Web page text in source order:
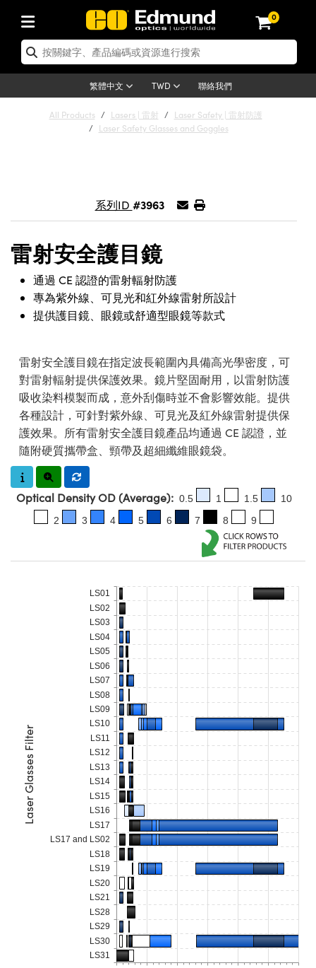
0
繁體中文 TWD 聯絡我們
| 光學產品
| 反射鏡
Optics | 偏振光學元件
| 繞射光柵
Components | SCHOTT 光
| 紅外線光學產品
| 光纖
| 雷射光學
| 超快光學
Optics | 雷射光學
| 雷射透鏡
Assemblies | 雷射光學元件組
Shaping | 雷射光束整形
| 雷射顯微鏡
Isolators | 晶體和隔離器
| 雷射偏光片
| 雷射稜鏡
| 光機組件
System | 光學籠式系統
and Breadboards | 光學平臺
| 電動平臺
and Slides | 平臺和滑塊
| 光圈類
| 顯微鏡
| Mitutoyo 物鏡
Objectives
Objectives | 有限共軛物鏡
Objectives
Cameras
Lighting |顯微鏡照明
Systems| 體視顯微鏡系統
| 顯微鏡濾光片
Lenses | 變焦鏡頭模組
Mechanics | 顯微鏡用結構件
and Couplers | 中繼鏡或耦合鏡
Direct Microscopes | 袖珍顯微鏡
大鏡
| 雷射
and Electronics | 雷射
| 雷射防護
| 雷射用光機模組
| 雷射配件
| 實驗室和生產線
Lenses | 成像鏡頭
Lenses | 定焦鏡頭
| 遠心鏡頭
Objectives | 顯微鏡物鏡
Lenses for Harsh Environments
and Advanced
Accessories | 成像鏡頭配件
| 相機
Cameras | Gigabit乙太網相
Cameras | Allied Vision 相機
| Basler 相機
Labs Cameras™ | Lucid Vision
| Pixelink 相機
and Optomechanics |
Interface Cameras | 高速接口相
| 成像系統
and Illumination | 照明
Lighting | 機器視覺光源
Lighting |顯微鏡照明
Targets | 測試板
Targets | 解析度測試板
Targets | 畸變測試版
| USAF 測試版
劃板
and Detection | 測試與監測
| 光學度量
Solutions | 機器視覺方案
| 光度計
| 光譜儀
Tools | 量測工具
Components | 主動光學元件
and Detection
and Production | 實驗室和生產
| 清潔用品
Handling Tools | 零件夾持用品
Products | Acktar 黑色吸
| 暗室器材
Accessories | UV固化設備
驗室套件
| 雷射防護
性裝置
Production
應用選購
Imaging
Microscopy
Processing
Tomography
By Brand
Development Systems
Components
Gratings™
Components | SCHOTT 光
Products | 新品專區
and Detection
| 清倉品
| 清倉光學產品
| 清倉顯微鏡
| 清倉相機
| 清倉照明
and Detection
and Production | 清倉實驗室
Products | 重新認證產
| 重新認證光學產品
| 重新認證光機
| 重新認證顯微鏡
| 重新認證相機
| 重新認證照明
and Detection
and Production | 重新認證實
用品
All Products Lasers | 雷射
Laser Safety | 雷射防護
Laser Safety Glasses and Goggles
系列ID #3963
雷射安全護目鏡
通過 CE 認證的雷射輻射防護
專為紫外線、可見光和紅外線雷射所設計
提供護目鏡、眼鏡或舒適型眼鏡等款式
雷射安全護目鏡在指定波長範圍內具備高光學密度，可
對雷射輻射提供保護效果。鏡片堅固耐用，以雷射防護
吸收染料模製而成，意外刮傷時並不會影響效能。提供
各種設計，可針對紫外線、可見光及紅外線雷射提供保
護效果。所有雷射安全護目鏡產品均通過 CE 認證，並
隨附硬質攜帶盒、頸帶及超細纖維眼鏡袋。
Optical Density OD (Average): 0.5 1 1.5
10
2
3 4 5 6 7 8 9
Laser Glasses Filter
LS01
LS02
LS03
LS04
LS05
LS06
LS07
LS08
LS09
LS10
LS11
LS12
LS13
LS14
LS15
LS16
LS17
LS17 and LS02
LS18
LS19
LS20
LS21
LS28
LS29
LS30
LS31